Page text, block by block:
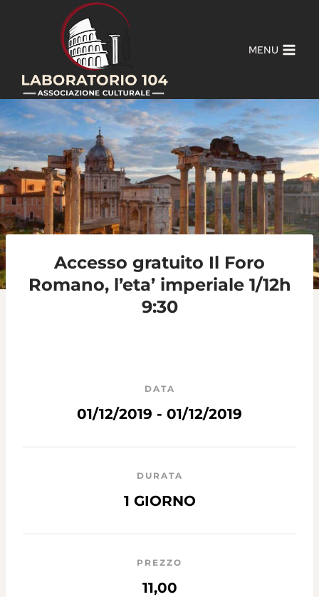
contenuto
MENU
Accesso gratuito Il Foro
Romano, l’eta’ imperiale 1/12h
9:30
DATA
01/12/2019 - 01/12/2019
DURATA
1 GIORNO
PREZZO
11,00